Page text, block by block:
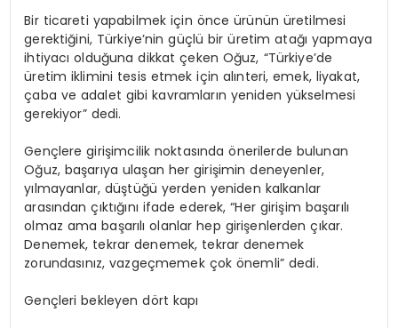
Bir ticareti yapabilmek için önce ürünün üretilmesi
gerektiğini, Türkiye’nin güçlü bir üretim atağı yapmaya
ihtiyacı olduğuna dikkat çeken Oğuz, “Türkiye’de
üretim iklimini tesis etmek için alınteri, emek, liyakat,
çaba ve adalet gibi kavramların yeniden yükselmesi
gerekiyor” dedi.
Gençlere girişimcilik noktasında önerilerde bulunan
Oğuz, başarıya ulaşan her girişimin deneyenler,
yılmayanlar, düştüğü yerden yeniden kalkanlar
arasından çıktığını ifade ederek, “Her girişim başarılı
olmaz ama başarılı olanlar hep girişenlerden çıkar.
Denemek, tekrar denemek, tekrar denemek
zorundasınız, vazgeçmemek çok önemli” dedi.
Gençleri bekleyen dört kapı